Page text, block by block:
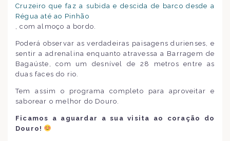
Cruzeiro que faz a subida e descida de barco desde a
Régua até ao Pinhão
, com almoço a bordo.
Poderá observar as verdadeiras paisagens durienses, e
sentir a adrenalina enquanto atravessa a Barragem de
Bagaúste, com um desnível de 28 metros entre as
duas faces do rio.
Tem assim o programa completo para aproveitar e
saborear o melhor do Douro.
Ficamos a aguardar a sua visita ao coração do
Douro!